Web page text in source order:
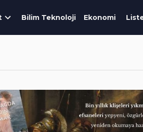
Bilim Teknoloji Ekonomi